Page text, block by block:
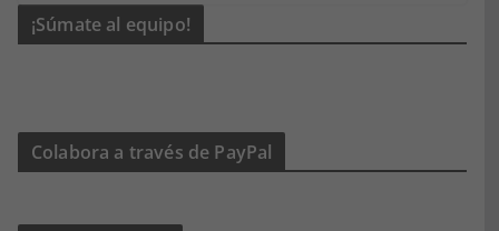
¡Súmate al equipo!
Colabora a través de PayPal